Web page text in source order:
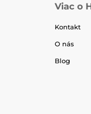
Viac o
Kontakt
O nás
Blog